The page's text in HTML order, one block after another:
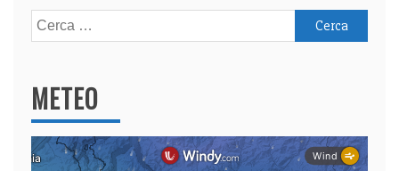
Ricerca
per:
METEO